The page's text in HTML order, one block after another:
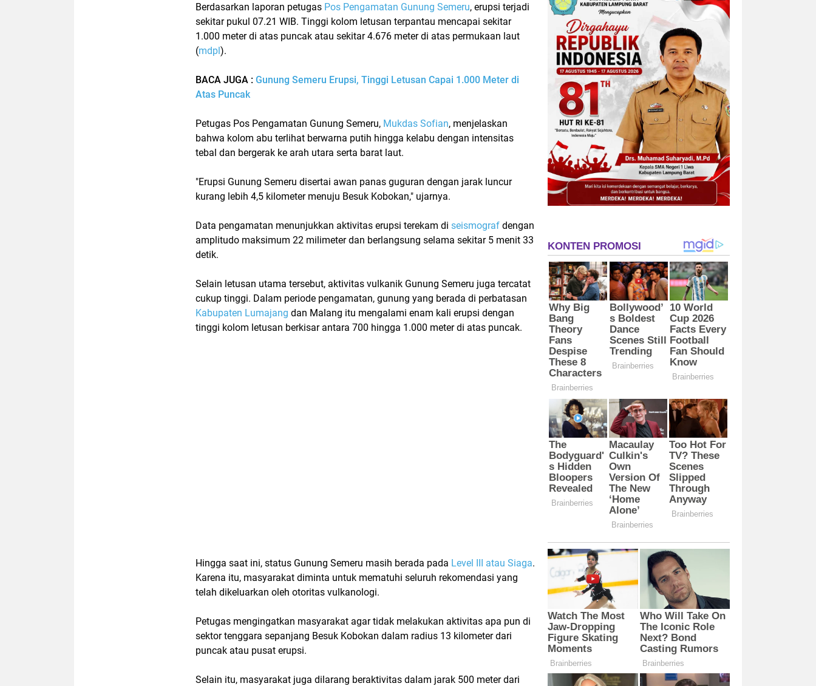
Berdasarkan laporan petugas Pos Pengamatan Gunung Semeru, erupsi terjadi
sekitar pukul 07.21 WIB. Tinggi kolom letusan terpantau mencapai sekitar
1.000 meter di atas puncak atau sekitar 4.676 meter di atas permukaan laut
(mdpl).
BACA JUGA : Gunung Semeru Erupsi, Tinggi Letusan Capai 1.000 Meter di
Atas Puncak
Petugas Pos Pengamatan Gunung Semeru, Mukdas Sofian, menjelaskan
bahwa kolom abu terlihat berwarna putih hingga kelabu dengan intensitas
tebal dan bergerak ke arah utara serta barat laut.
"Erupsi Gunung Semeru disertai awan panas guguran dengan jarak luncur
kurang lebih 4,5 kilometer menuju Besuk Kobokan," ujarnya.
Data pengamatan menunjukkan aktivitas erupsi terekam di seismograf dengan
amplitudo maksimum 22 milimeter dan berlangsung selama sekitar 5 menit 33
detik.
Selain letusan utama tersebut, aktivitas vulkanik Gunung Semeru juga tercatat
cukup tinggi. Dalam periode pengamatan, gunung yang berada di perbatasan
Kabupaten Lumajang dan Malang itu mengalami enam kali erupsi dengan
tinggi kolom letusan berkisar antara 700 hingga 1.000 meter di atas puncak.
Hingga saat ini, status Gunung Semeru masih berada pada Level III atau Siaga.
Karena itu, masyarakat diminta untuk mematuhi seluruh rekomendasi yang
telah dikeluarkan oleh otoritas vulkanologi.
Petugas mengingatkan masyarakat agar tidak melakukan aktivitas apa pun di
sektor tenggara sepanjang Besuk Kobokan dalam radius 13 kilometer dari
puncak atau pusat erupsi.
Selain itu, masyarakat juga dilarang beraktivitas dalam jarak 500 meter dari